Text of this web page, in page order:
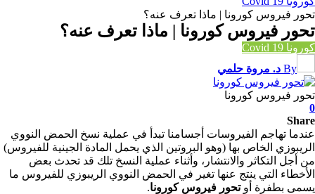
تحور فيروس كورونا | ماذا تعرف عنه؟
تحور فيروس كورونا | ماذا تعرف عنه؟
كورونا Covid 19
By د. مروة حلمي
تحور فيروس كورونا
0
Share
عندما تهاجم الفيروسات أجسامنا تبدأ في عملية نسخ الحمض النووي
الريبوزي الخاص بها (وهو البروتين الذي يحمل المادة الجينية للفيروس)
من أجل التكاثر والانتشار، وأثناء عملية النسخ تلك قد تحدث بعض
الأخطاء التي ينتج عنها تغير في الحمض النووي الريبوزي للفيروس ما
يسمى بطفرة أوتحور فيروس كورونا.